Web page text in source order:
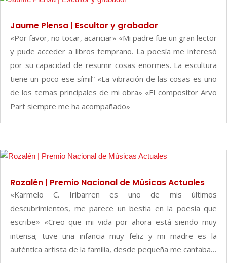
Jaume Plensa | Escultor y grabador
«Por favor, no tocar, acariciar» «Mi padre fue un gran lector
y pude acceder a libros temprano. La poesía me interesó
por su capacidad de resumir cosas enormes. La escultura
tiene un poco ese símil” «La vibración de las cosas es uno
de los temas principales de mi obra» «El compositor Arvo
Part siempre me ha acompañado»
Rozalén | Premio Nacional de Músicas Actuales
«Karmelo C. Iribarren es uno de mis últimos
descubrimientos, me parece un bestia en la poesía que
escribe» «Creo que mi vida por ahora está siendo muy
intensa; tuve una infancia muy feliz y mi madre es la
auténtica artista de la familia, desde pequeña me cantaba…